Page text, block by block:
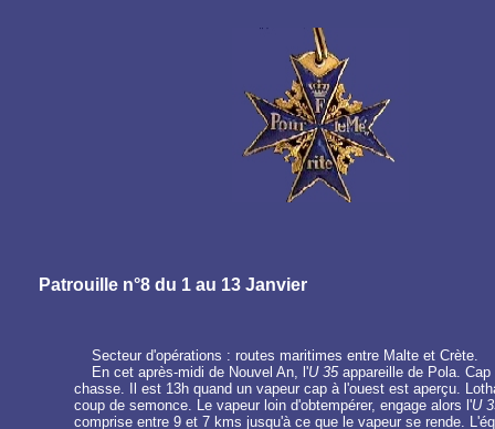
Patrouille n°8 du 1 au 13 Janvier
Secteur d'opérations : routes maritimes entre Malte et Crète.
En cet après-midi de Nouvel An, l'U 35appareille de Pola. Cap
chasse. Il est 13h quand un vapeur cap à l'ouest est aperçu.
coup de semonce. Le vapeur loin d'obtempérer, engage alors l'U
comprise entre 9 et 7 kms jusqu'à ce que le vapeur se rende.